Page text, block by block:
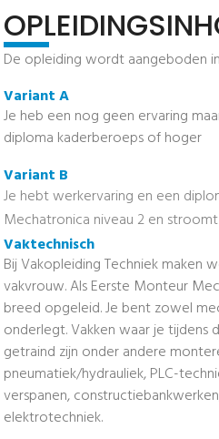
De opleiding wordt aangeboden
Variant A
Je heb een nog geen ervaring
diploma kaderberoeps of hoger
Variant B
Je hebt werkervaring en een
Mechatronica niveau 2 en
Vaktechnisch
Bij Vakopleiding Techniek maken
vakvrouw. Als Eerste Monteur
breed opgeleid. Je bent zowel
onderlegt. Vakken waar je
getraind zijn onder andere
pneumatiek/hydrauliek, PLC-
verspanen,
elektrotechniek.